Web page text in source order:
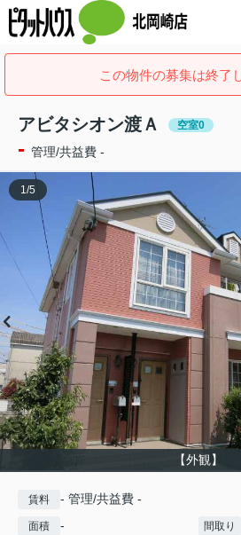
この物件の募集は終了
アビタシオン渡Ａ 空室0
- 管理/共益費 -
【外観】
1/5
賃料 - 管理/共益費 -
面積 - 間取り